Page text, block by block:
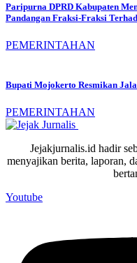
Paripurna DPRD Kabupaten
Pandangan Fraksi-Fraksi
PEMERINTAHAN
Bupati Mojokerto Resmikan
PEMERINTAHAN
Jejakjurnalis.id hadir
menyajikan berita, laporan,
Youtube